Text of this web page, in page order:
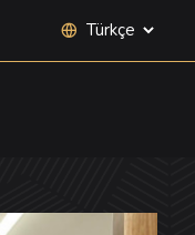
Site dili seçimi